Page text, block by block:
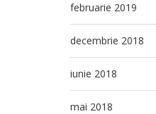
februarie 2019
decembrie 2018
iunie 2018
mai 2018